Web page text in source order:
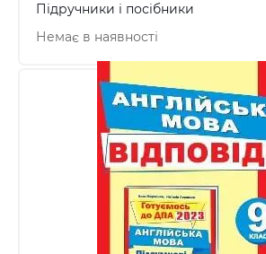
Підручники і посібники
Немає в наявності